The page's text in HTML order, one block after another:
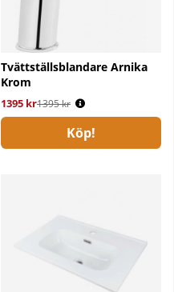
Tvättställsblandare Arnika
Krom
1395 kr
Ordinarie pris:
1395 kr
Köp!